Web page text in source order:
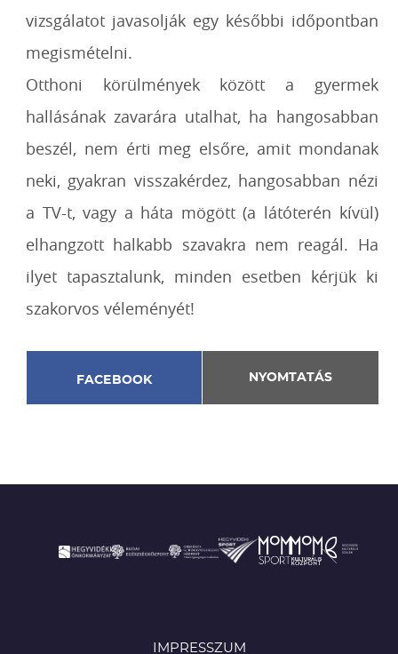
vizsgálatot javasolják egy későbbi időpontban
megismételni.
Otthoni körülmények között a gyermek
hallásának zavarára utalhat, ha hangosabban
beszél, nem érti meg elsőre, amit mondanak
neki, gyakran visszakérdez, hangosabban nézi
a TV-t, vagy a háta mögött (a látóterén kívül)
elhangzott halkabb szavakra nem reagál. Ha
ilyet tapasztalunk, minden esetben kérjük ki
szakorvos véleményét!
FACEBOOK NYOMTATÁS
IMPRESSZUM